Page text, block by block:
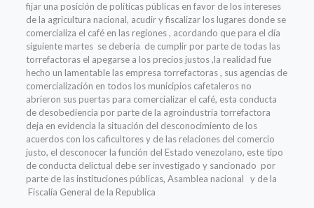
fijar una posición de políticas públicas en favor de los intereses
de la agricultura nacional, acudir y fiscalizar los lugares donde se
comercializa el café en las regiones , acordando que para el día
siguiente martes se debería de cumplir por parte de todas las
torrefactoras el apegarse a los precios justos ,la realidad fue
hecho un lamentable las empresa torrefactoras , sus agencias de
comercialización en todos los municipios cafetaleros no
abrieron sus puertas para comercializar el café, esta conducta
de desobediencia por parte de la agroindustria torrefactora
deja en evidencia la situación del desconocimiento de los
acuerdos con los caficultores y de las relaciones del comercio
justo, el desconocer la función del Estado venezolano, este tipo
de conducta delictual debe ser investigado y sancionado por
parte de las instituciones públicas, Asamblea nacional y de la
Fiscalía General de la Republica